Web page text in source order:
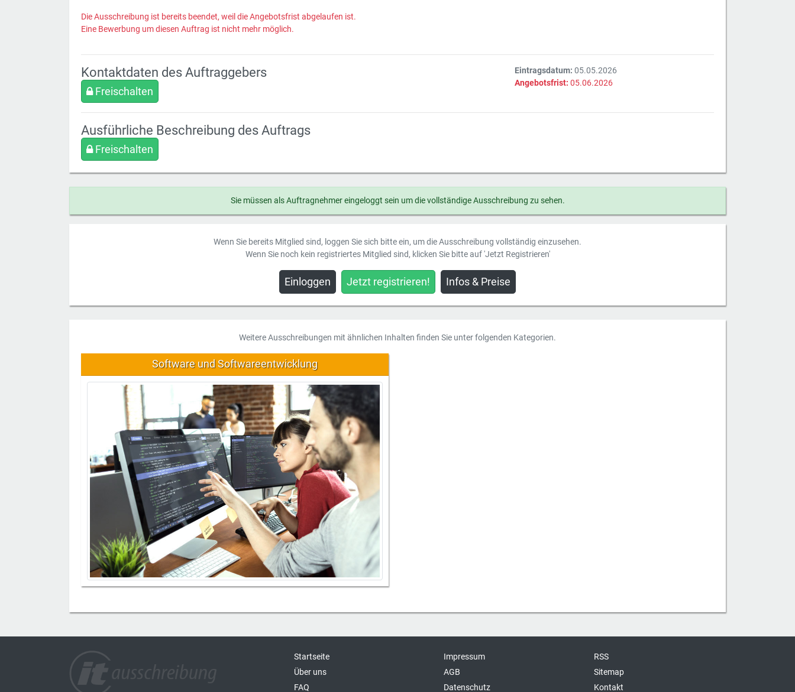
Die Ausschreibung ist bereits beendet, weil die Angebotsfrist abgelaufen ist.
Eine Bewerbung um diesen Auftrag ist nicht mehr möglich.
Kontaktdaten des Auftraggebers
Freischalten
Eintragsdatum: 05.05.2026
Angebotsfrist: 05.06.2026
Ausführliche Beschreibung des Auftrags
Freischalten
Sie müssen als Auftragnehmer eingeloggt sein um die vollständige Ausschreibung zu sehen.
Wenn Sie bereits Mitglied sind, loggen Sie sich bitte ein, um die Ausschreibung vollständig einzusehen.
Wenn Sie noch kein registriertes Mitglied sind, klicken Sie bitte auf 'Jetzt Registrieren'
Einloggen Jetzt registrieren! Infos & Preise
Weitere Ausschreibungen mit ähnlichen Inhalten finden Sie unter folgenden Kategorien.
Software und Softwareentwicklung
Startseite
Über uns
FAQ
Impressum
AGB
Datenschutz
RSS
Sitemap
Kontakt